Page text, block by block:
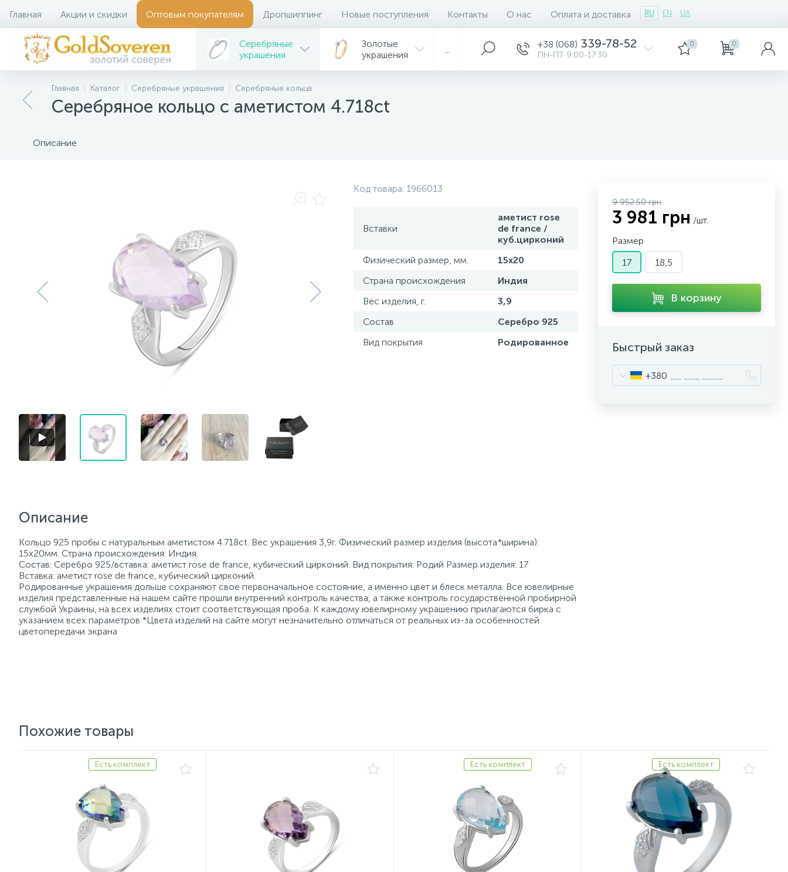
Главная Акции и скидки Оптовым покупателям Дропшиппинг Новые поступления Контакты О нас Оплата и доставка RU EN UA
Серебряные
украшения
Золотые
украшения
+38 (068) 339-78-52
ПН-ПТ 9:00-17:30
0 0
Главная Каталог Серебряные украшения Серебряные кольца
Серебряное кольцо с аметистом 4.718ct
Описание
Код товара: 1966013
Вставки
аметист rose
de france /
куб.цирконий
Физический размер, мм.
15х20
Страна происхождения
Индия
Вес изделия, г.
3,9
Состав
Серебро 925
Вид покрытия
Родированное
Описание
Кольцо 925 пробы с натуральным аметистом 4.718ct. Вес украшения 3,9г. Физический размер изделия (высота*ширина):
15х20мм. Страна происхождения: Индия.
Состав: Серебро 925/вставка: аметист rose de france, кубический цирконий. Вид покрытия: Родий Размер изделия: 17
Вставка: аметист rose de france, кубический цирконий.
Родированные украшения дольше сохраняют свое первоначальное состояние, а именно цвет и блеск металла. Все ювелирные
изделия представленные на нашем сайте прошли внутренний контроль качества, а также контроль государственной пробирной
службой Украины, на всех изделиях стоит соответствующая проба. К каждому ювелирному украшению прилагаются бирка с
указанием всех параметров.*Цвета изделий на сайте могут незначительно отличаться от реальных из-за особенностей
цветопередачи экрана
9 952.50 грн
3 981 грн /шт.
Размер
17
18,5
В корзину
Быстрый заказ
+380
Похожие товары
Есть комплект Есть комплект Есть комплект